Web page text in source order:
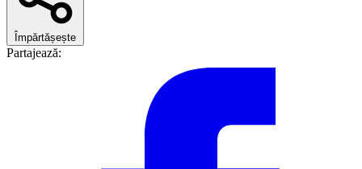
Împărtășește
Partajează: